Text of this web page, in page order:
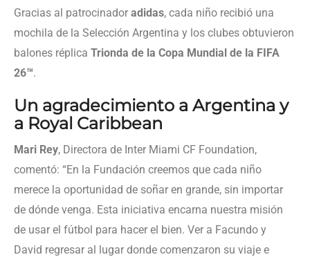
Gracias al patrocinador adidas, cada niño recibió una
mochila de la Selección Argentina y los clubes obtuvieron
balones réplica Trionda de la Copa Mundial de la FIFA
26™.
Un agradecimiento a Argentina y
a Royal Caribbean
Mari Rey, Directora de Inter Miami CF Foundation,
comentó: “En la Fundación creemos que cada niño
merece la oportunidad de soñar en grande, sin importar
de dónde venga. Esta iniciativa encarna nuestra misión
de usar el fútbol para hacer el bien. Ver a Facundo y
David regresar al lugar donde comenzaron su viaje e